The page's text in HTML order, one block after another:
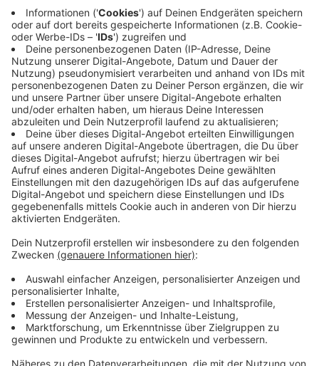
In der Zeit, in der er "Changes" geschrieben hat, ging es
ihm nämlich so schlecht, wie noch nie zuvor. Er braucht,
wie es der Name des Songs schon sagt, einfach eine
Veränderung in seinem Leben. Er singt davon, dass er
seine Klamotten wegschmeißen will, die er sowieso
nicht mehr mag. Dass er seine Haare verändern und
vielleicht ein bisschen weniger Alkohol trinken sollte.
Anzeige
Die Release-Party seines Albums hat Lauv allerdings
gebührend gefeiert. Das sagen zumindest seine
Social-Media-Kanäle. Den aufstrebenden Künstler aus
San Francisco würdigen wir mit dem Album der Woche.
Anzeige